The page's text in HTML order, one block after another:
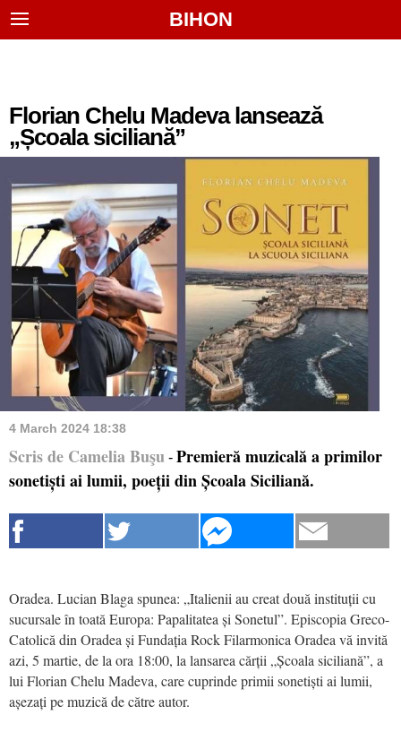
BIHON
Florian Chelu Madeva lansează
„Școala siciliană”
4 March 2024 18:38
Scris de Camelia Buşu - Premieră muzicală a primilor
sonetiști ai lumii, poeții din Școala Siciliană.
Oradea. Lucian Blaga spunea: „Italienii au creat două instituții cu
sucursale în toată Europa: Papalitatea și Sonetul”. Episcopia Greco-
Catolică din Oradea și Fundația Rock Filarmonica Oradea vă invită
azi, 5 martie, de la ora 18:00, la lansarea cărții „Școala siciliană”, a
lui Florian Chelu Madeva, care cuprinde primii sonetiști ai lumii,
așezați pe muzică de către autor.